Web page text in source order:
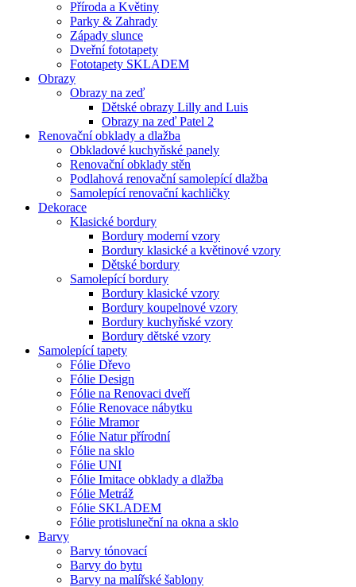
Příroda a Květiny
Parky & Zahrady
Západy slunce
Dveřní fototapety
Fototapety SKLADEM
Obrazy
Obrazy na zeď
Dětské obrazy Lilly and Luis
Obrazy na zeď Patel 2
Renovační obklady a dlažba
Obkladové kuchyňské panely
Renovační obklady stěn
Podlahová renovační samolepící dlažba
Samolepící renovační kachličky
Dekorace
Klasické bordury
Bordury moderní vzory
Bordury klasické a květinové vzory
Dětské bordury
Samolepící bordury
Bordury klasické vzory
Bordury koupelnové vzory
Bordury kuchyňské vzory
Bordury dětské vzory
Samolepící tapety
Fólie Dřevo
Fólie Design
Fólie na Renovaci dveří
Fólie Renovace nábytku
Fólie Mramor
Fólie Natur přírodní
Fólie na sklo
Fólie UNI
Fólie Imitace obklady a dlažba
Fólie Metráž
Fólie SKLADEM
Fólie protisluneční na okna a sklo
Barvy
Barvy tónovací
Barvy do bytu
Barvy na malířské šablony